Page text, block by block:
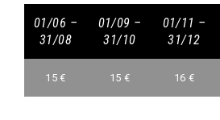
01/06 –
31/08
01/09 –
31/10
01/11 –
31/12
15 € 15 € 16 €